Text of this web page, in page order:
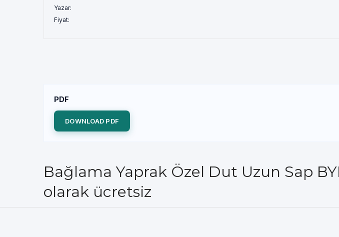
Yazar:
Fiyat:
PDF
DOWNLOAD PDF
Bağlama Yaprak Özel Dut Uzun Sap
olarak ücretsiz